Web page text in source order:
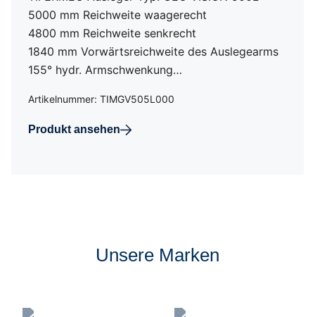
5000 mm Reichweite waagerecht
4800 mm Reichweite senkrecht
1840 mm Vorwärtsreichweite des Auslegearms
155° hydr. Armschwenkung…
Artikelnummer: TIMGV505L000
Produkt ansehen
Unsere Marken